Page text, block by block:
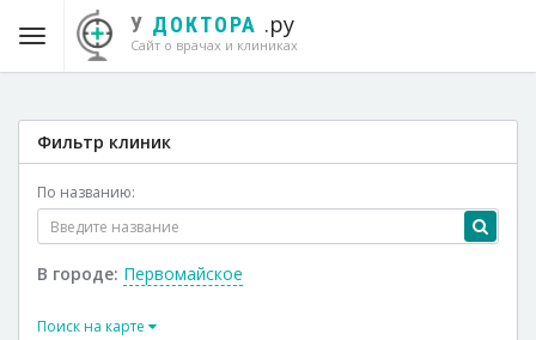
У ДОКТОРА .ру
Сайт о врачах и клиниках
Фильтр клиник
По названию:
В городе: Первомайское
Поиск на карте